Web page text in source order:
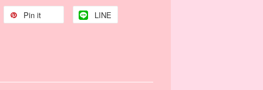
Pin it LINE